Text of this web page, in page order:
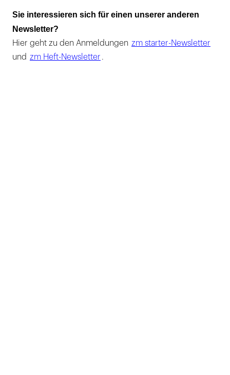
Sie interessieren sich für einen unserer anderen
Newsletter?
Hier geht zu den Anmeldungen zm starter-Newsletter
und zm Heft-Newsletter .